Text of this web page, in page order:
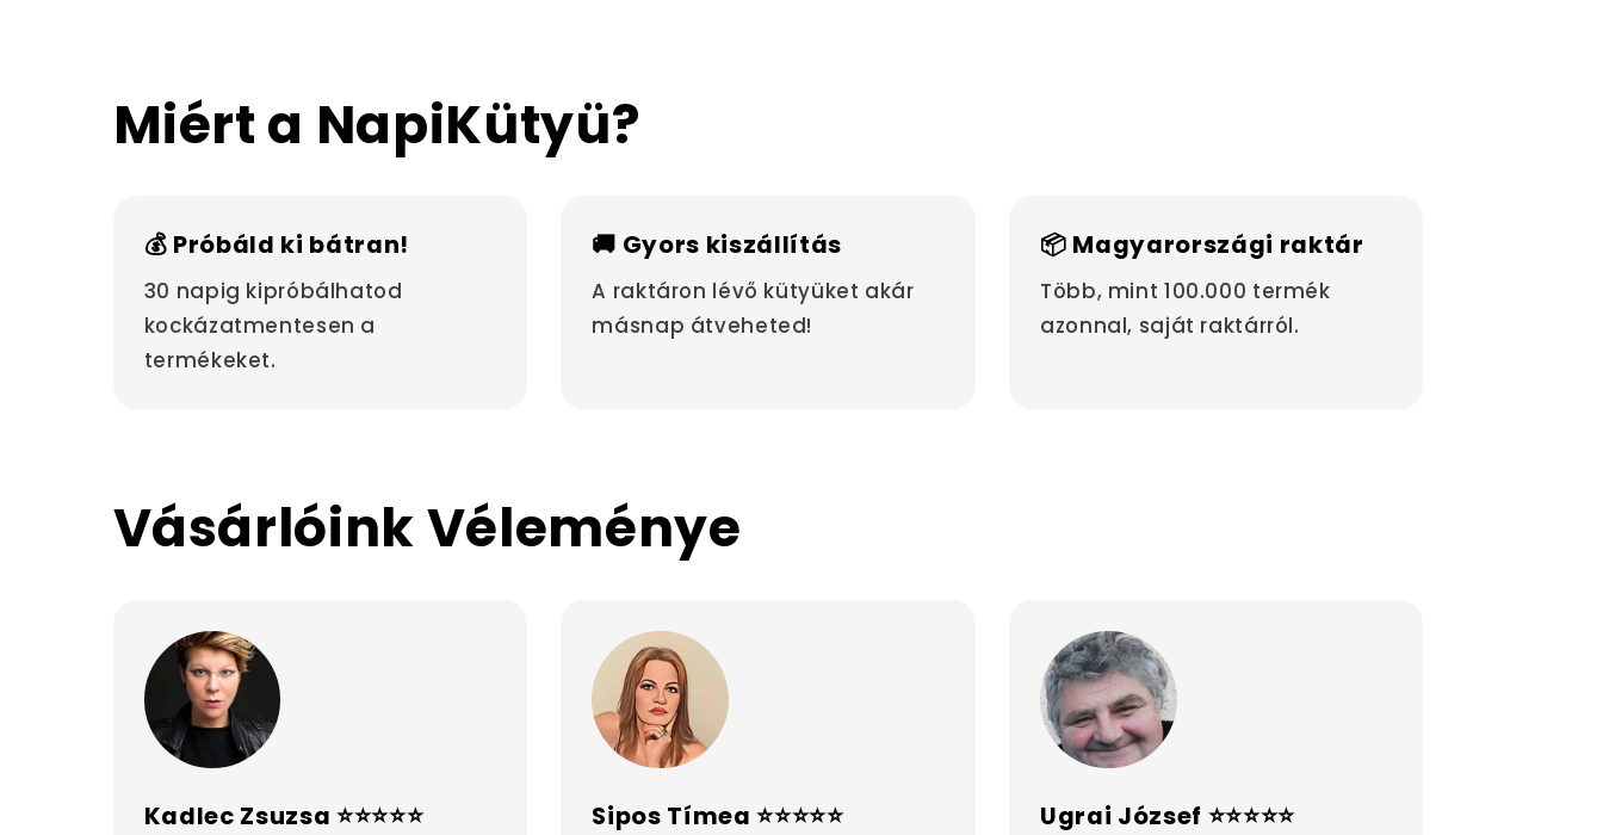
Miért a NapiKütyü?
💰 Próbáld ki bátran!
30 napig kipróbálhatod
kockázatmentesen a
termékeket.
🚚 Gyors kiszállítás
A raktáron lévő kütyüket akár
másnap átveheted!
📦 Magyarországi raktár
Több, mint 100.000 termék
azonnal, saját raktárról.
Vásárlóink Véleménye
Kadlec Zsuzsa ⭐⭐⭐⭐⭐ Sipos Tímea ⭐⭐⭐⭐⭐ Ugrai József ⭐⭐⭐⭐⭐